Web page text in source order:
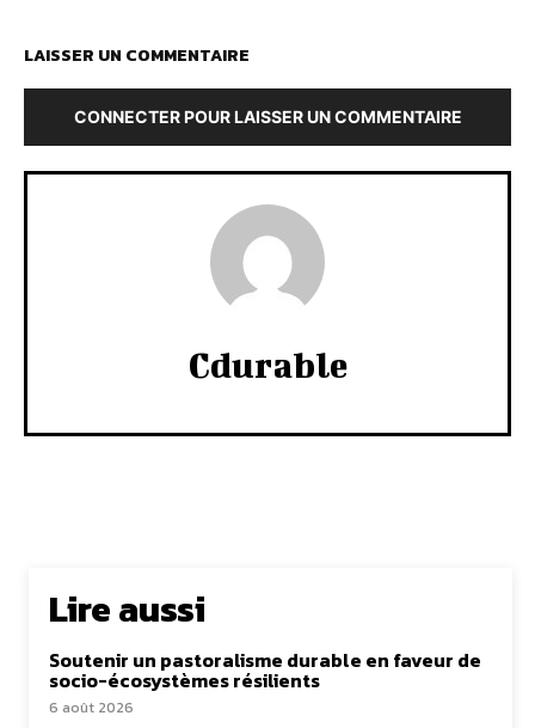
LAISSER UN COMMENTAIRE
CONNECTER POUR LAISSER UN COMMENTAIRE
Cdurable
Lire aussi
Soutenir un pastoralisme durable en faveur de
socio-écosystèmes résilients
6 août 2026